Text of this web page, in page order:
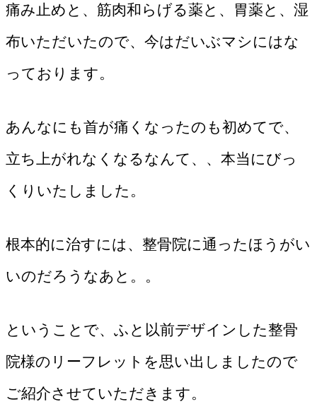
痛み止めと、筋肉和らげる薬と、胃薬と、湿
布いただいたので、今はだいぶマシにはな
っております。
あんなにも首が痛くなったのも初めてで、
立ち上がれなくなるなんて、、本当にびっ
くりいたしました。
根本的に治すには、整骨院に通ったほうがい
いのだろうなあと。。
ということで、ふと以前デザインした整骨
院様のリーフレットを思い出しましたので
ご紹介させていただきます。